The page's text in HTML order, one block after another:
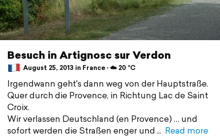
Besuch in Artignosc sur Verdon
August 25, 2013 in France ⋅ ☁️ 20 °C
Irgendwann geht's dann weg von der Hauptstraße.
Quer durch die Provence, in Richtung Lac de Saint
Croix.
Wir verlassen Deutschland (en Provence) … und
sofort werden die Straßen enger und
Read more